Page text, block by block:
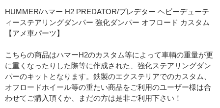
HUMMER/ハマー H2 PREDATOR/プレデター ヘビーデューテ
ィーステアリングダンパー 強化ダンパー オフロード カスタム
【アメ車パーツ】
こちらの商品はハマーH2のカスタム等によって車輌の重量が更
に重くなったりした際等に作成された、強化ステアリングダン
パーのキットとなります。鉄製のエクステリアでのカスタム、
オフロードホイール等の重たい商品をご利用のユーザー様は合
わせてご購入頂くか、まだの方は是非ご利用下さい！